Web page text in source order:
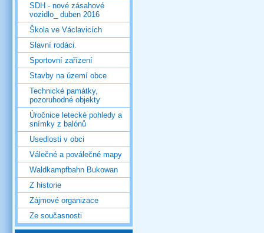
SDH - nové zásahové
vozidlo_ duben 2016
Škola ve Václavicích
Slavní rodáci.
Sportovní zařízení
Stavby na území obce
Technické památky,
pozoruhodné objekty
Úročnice letecké pohledy a
snímky z balónů
Usedlosti v obci
Válečné a poválečné mapy
Waldkampfbahn Bukowan
Z historie
Zájmové organizace
Ze současnosti